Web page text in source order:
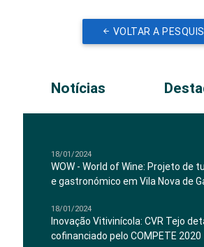
VOLTAR A
Notícias
18/01/2024
WOW - World of Wine: Projeto de
e gastronómico em Vila Nova de
18/01/2024
Inovação Vitivinícola: CVR Tejo
cofinanciado pelo COMPETE 2020